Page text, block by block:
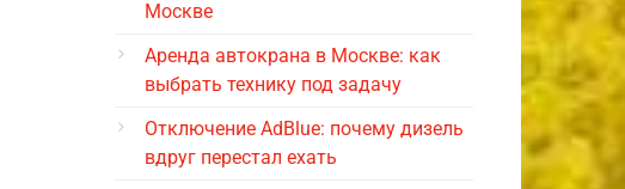
Москве
Аренда автокрана в Москве: как
выбрать технику под задачу
Отключение AdBlue: почему дизель
вдруг перестал ехать